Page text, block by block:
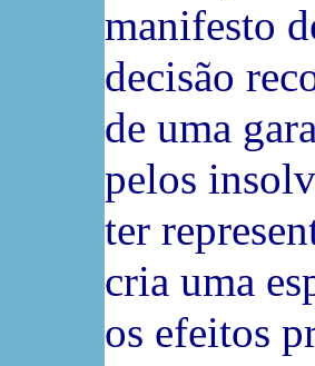
manifesto
decisão
de uma
pelos
ter
cria uma
os efeitos